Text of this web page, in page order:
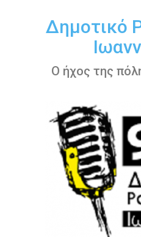
περιεχόμενοΔημοτικό
Ο ήχος της